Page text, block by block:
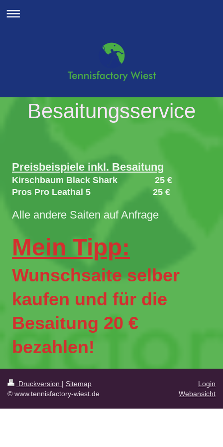
Besaitungsservice
Preisbeispiele inkl. Besaitung
Kirschbaum Black Shark 25 €
Pros Pro Leathal 5 25 €
Alle andere Saiten auf Anfrage
Mein Tipp:
Wunschsaite selber
kaufen und für die
Besaitung 20 €
bezahlen!
Druckversion | Sitemap
© www.tennisfactory-wiest.de
Login
Webansicht